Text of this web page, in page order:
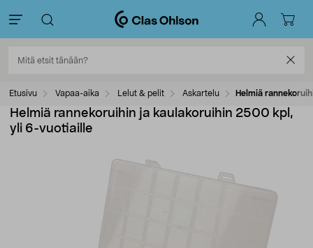
Etusivu Vapaa-aika Lelut & pelit Askartelu Helmiä
Helmiä rannekoruihin ja kaulakoruihin 2500 kpl,
yli 6-vuotiaille